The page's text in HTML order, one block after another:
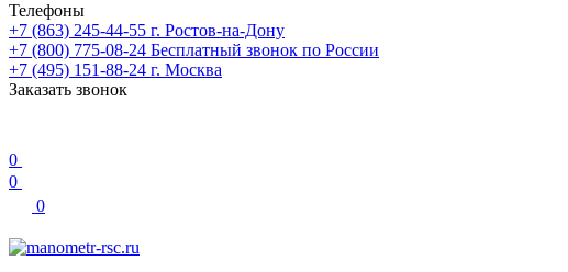
Телефоны
+7 (863) 245-44-55 г. Ростов-на-Дону
+7 (800) 775-08-24 Бесплатный звонок по России
+7 (495) 151-88-24 г. Москва
Заказать звонок
0
0
0